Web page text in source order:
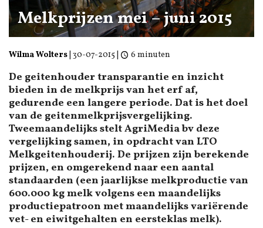
Melkprijzen mei – juni 2015
Wilma Wolters 30-07-2015 6 minuten
De geitenhouder transparantie en inzicht
bieden in de melkprijs van het erf af,
gedurende een langere periode. Dat is het doel
van de geitenmelkprijsvergelijking.
Tweemaandelijks stelt AgriMedia bv deze
vergelijking samen, in opdracht van LTO
Melkgeitenhouderij. De prijzen zijn berekende
prijzen, en omgerekend naar een aantal
standaarden (een jaarlijkse melkproductie van
600.000 kg melk volgens een maandelijks
productiepatroon met maandelijks variërende
vet- en eiwitgehalten en eersteklas melk).